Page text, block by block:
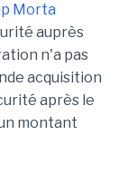
Morta
auprès
n'a pas
acquisition
après le
montant